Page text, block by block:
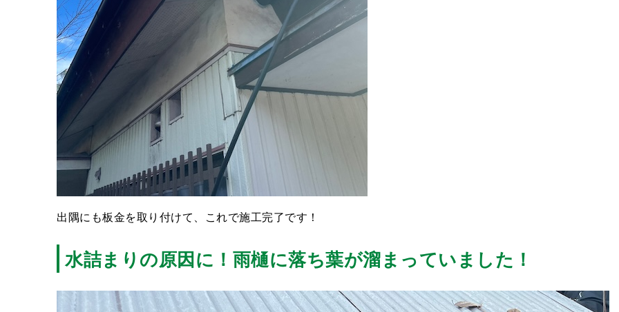
出隅にも板金を取り付けて、これで施工完了です！
水詰まりの原因に！雨樋に落ち葉が溜まっていました！